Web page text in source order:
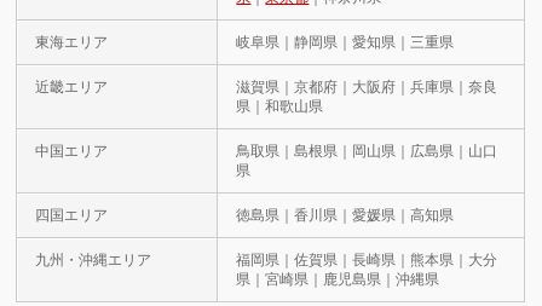
東海エリア 岐阜県｜静岡県｜愛知県｜三重県
近畿エリア
滋賀県｜京都府｜大阪府｜兵庫県｜奈良
県｜和歌山県
中国エリア
鳥取県｜島根県｜岡山県｜広島県｜山口
県
四国エリア 徳島県｜香川県｜愛媛県｜高知県
九州・沖縄エリア
福岡県｜佐賀県｜長崎県｜熊本県｜大分
県｜宮崎県｜鹿児島県｜沖縄県